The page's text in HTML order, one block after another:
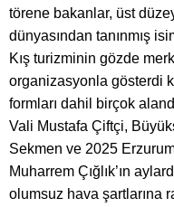
törene bakanlar, üst
dünyasından tanınmış
Kış turizminin gözde
organizasyonla gösterdi
formları dahil birçok
Vali Mustafa Çiftçi,
Sekmen ve 2025
Muharrem Çığlık’ın
olumsuz hava şartlarına